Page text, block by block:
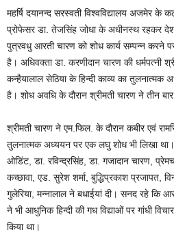
महर्षि दयानन्द सरस्वती विश्वविद्यालय अजमेर के
प्रोफेसर डा. तेजसिंह जोधा के अधीनस्थ रहकर
पुत्रवधु आरती चारण को शोध कार्य सम्पन्न करने
है। अधिवक्ता डा. करणीदान चारण की धर्मपत्नी
कन्हैयालाल सेठिया के हिन्दी काव्य का तुलनात्मक
है। शोध अवधि के दौरान श्रीमती चारण ने तीन बार
श्रीमती चारण ने एम.फिल. के दौरान कबीर एवं
तुलनात्मक अध्ययन पर एक लघु शोध भी लिखा
ओडिंट, डा. रविन्द्रसिंह, डा. गजादान चारण,
कच्छावा, एड. सुरेश शर्मा, बुद्धिप्रकाश प्रजापत,
गुलेरिया, मन्नालाल ने बधाईयां दी। सनद रहे कि
ने भी आधुनिक हिन्दी की गध विद्याओं पर गांधी
किया था।